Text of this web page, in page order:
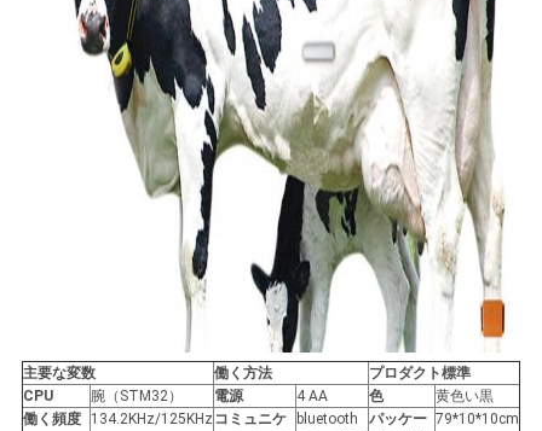
PRIVACY
主要な変数 働く方法
プロダクト標準
CPU
腕（STM32） 電源 4 AA 色
黄色い黒
働く頻度
134.2KHz/125KHzコミュニケ
bluetooth
パッケー 79*10*10cm